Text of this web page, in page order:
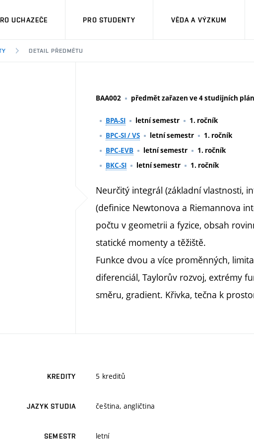
UCHAZEČE PRO STUDENTY VĚDA A VÝZKUM
DETAIL PŘEDMĚTU
BAA002 předmět zařazen ve 4 studijních
BPA-SI letní semestr
1. ročník
BPC-SI / VS
letní semestr
1. ročník
BPC-EVB
letní semestr
1. ročník
BKC-SI
letní semestr 1. ročník
Neurčitý integrál (základní vlastnosti,
(definice Newtonova a Riemannova
počtu v geometrii a fyzice, obsah
statické momenty a těžiště.
Funkce dvou a více proměnných,
diferenciál, Taylorův rozvoj, extrémy
směru, gradient. Křivka, tečna k
KREDITY 5 kreditů
JAZYK STUDIA čeština, angličtina
SEMESTR letní